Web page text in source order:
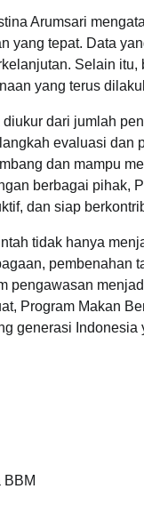
Arumsari
tepat. Data
Selain
yang terus
dari jumlah
evaluasi
dan mampu
berbagai pihak,
dan siap
tidak hanya
pembenahan
pengawasan
Program Makan
generasi
BBM